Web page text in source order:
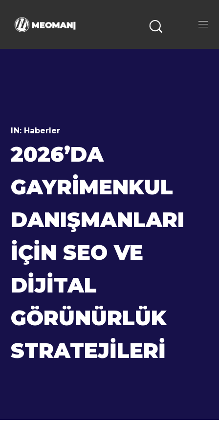
IN: Haberler
2026’DA
GAYRIMENKUL
DANIŞMANLARI
İÇIN SEO VE
DIJITAL
GÖRÜNÜRLÜK
STRATEJILERI